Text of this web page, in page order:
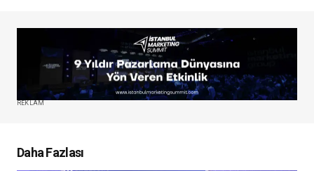
REKLAM
Daha Fazlası